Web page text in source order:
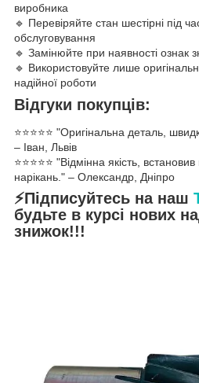
виробника
🔹 Перевіряйте стан шестірні під
обслуговування
🔹 Замінюйте при наявності ознак
🔹 Використовуйте лише
надійної роботи
Відгуки покупців:
⭐️⭐️⭐️⭐️⭐️ "Оригінальна деталь,
– Іван, Львів
⭐️⭐️⭐️⭐️⭐️ "Відмінна якість,
нарікань." – Олександр, Дніпро
⚡Підписуйтесь на наш
будьте в курсі нових
знижок!!!